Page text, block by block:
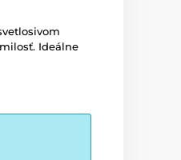
Ideálne